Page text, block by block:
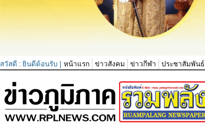
สวัสดี : ยินดีต้อนรับ | หน้าแรก ข่าวสังคม ข่าวกีฬา ประชาสัมพันธ์